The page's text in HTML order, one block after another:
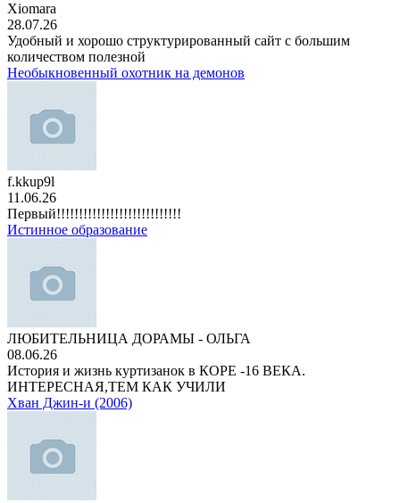
Xiomara
28.07.26
Удобный и хорошо структурированный сайт с большим
количеством полезной
Необыкновенный охотник на демонов
f.kkup9l
11.06.26
Первый!!!!!!!!!!!!!!!!!!!!!!!!!!!!
Истинное образование
ЛЮБИТЕЛЬНИЦА ДОРАМЫ - ОЛЬГА
08.06.26
История и жизнь куртизанок в КОРЕ -16 ВЕКА.
ИНТЕРЕСНАЯ,ТЕМ КАК УЧИЛИ
Хван Джин-и (2006)